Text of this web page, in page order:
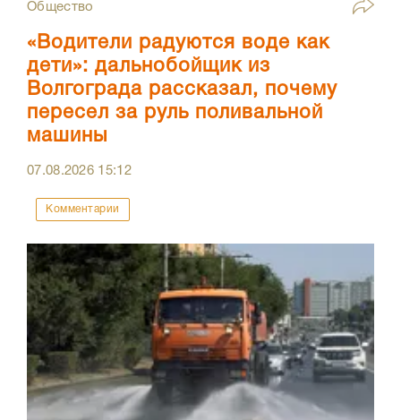
Общество
«Водители радуются воде как
дети»: дальнобойщик из
Волгограда рассказал, почему
пересел за руль поливальной
машины
07.08.2026 15:12
Комментарии